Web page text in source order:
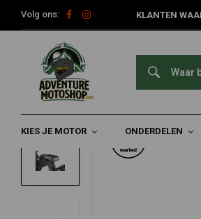
Volg ons: KLANTEN
KIES JE MOTOR ONDERDELEN
Home Onderdelen Motorfiets
SPLIT-RS LED-Achterlicht
0/5 (0 reviews)